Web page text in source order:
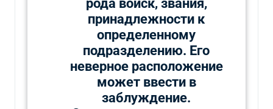
рода войск, звания,
принадлежности к
определенному
подразделению. Его
неверное расположение
может ввести в
заблуждение.